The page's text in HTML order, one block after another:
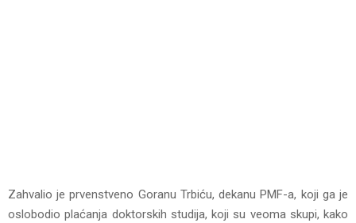
Zahvalio je prvenstveno Goranu Trbiću, dekanu PMF-a, koji ga je
oslobodio plaćanja doktorskih studija, koji su veoma skupi, kako